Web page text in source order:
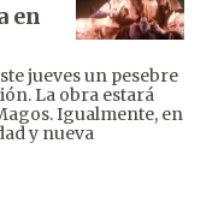
en
jueves un pesebre
La obra estará
Igualmente, en
y nueva